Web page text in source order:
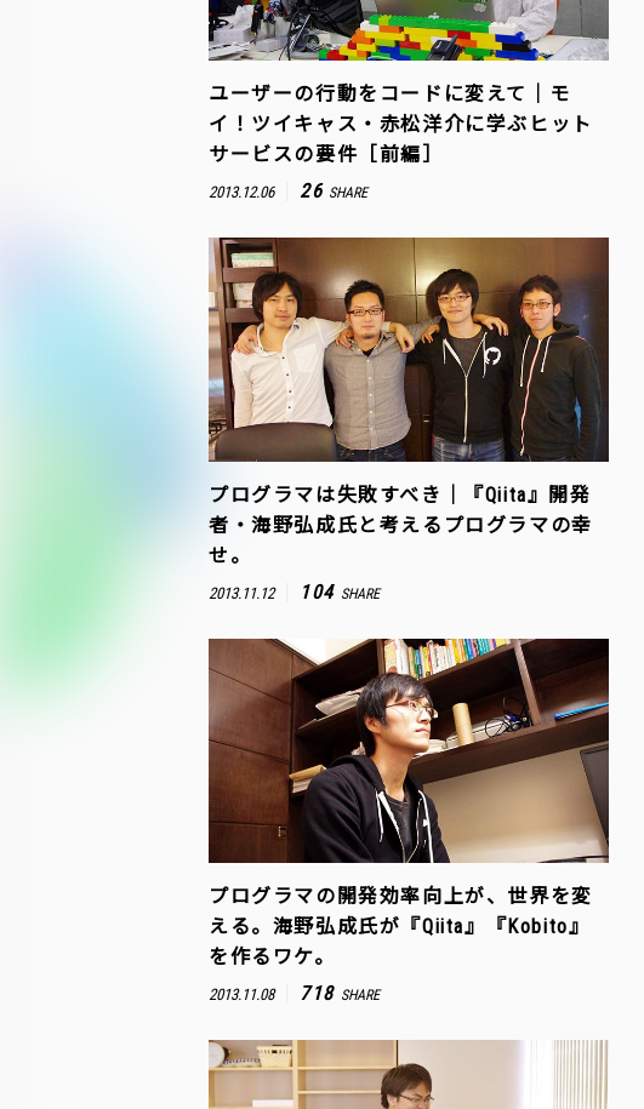
ユーザーの行動をコードに変えて｜モ
イ！ツイキャス・赤松洋介に学ぶヒット
サービスの要件［前編］
2013.12.06 26 SHARE
プログラマは失敗すべき｜『Qiita』開発
者・海野弘成氏と考えるプログラマの幸
せ。
2013.11.12 104 SHARE
プログラマの開発効率向上が、世界を変
える。海野弘成氏が『Qiita』『Kobito』
を作るワケ。
2013.11.08 718 SHARE